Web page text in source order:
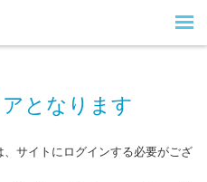
となります
サイトにログインする必要がござ